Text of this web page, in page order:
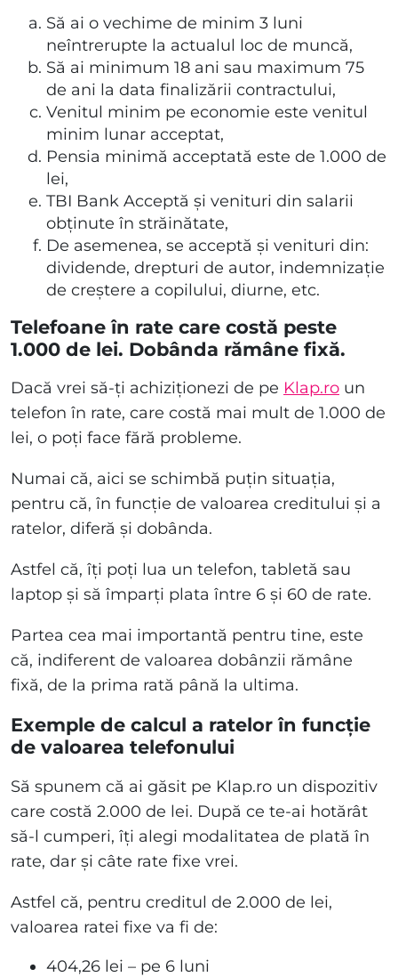
Să ai o vechime de minim 3 luni
neîntrerupte la actualul loc de muncă,
Să ai minimum 18 ani sau maximum 75
de ani la data finalizării contractului,
Venitul minim pe economie este venitul
minim lunar acceptat,
Pensia minimă acceptată este de 1.000 de
lei,
TBI Bank Acceptă și venituri din salarii
obținute în străinătate,
De asemenea, se acceptă și venituri din:
dividende, drepturi de autor, indemnizație
de creștere a copilului, diurne, etc.
Telefoane în rate care costă peste
1.000 de lei. Dobânda rămâne fixă.
Dacă vrei să-ți achiziționezi de pe Klap.ro un
telefon în rate, care costă mai mult de 1.000 de
lei, o poți face fără probleme.
Numai că, aici se schimbă puțin situația,
pentru că, în funcție de valoarea creditului și a
ratelor, diferă și dobânda.
Astfel că, îți poți lua un telefon, tabletă sau
laptop și să împarți plata între 6 și 60 de rate.
Partea cea mai importantă pentru tine, este
că, indiferent de valoarea dobânzii rămâne
fixă, de la prima rată până la ultima.
Exemple de calcul a ratelor în funcție
de valoarea telefonului
Să spunem că ai găsit pe Klap.ro un dispozitiv
care costă 2.000 de lei. După ce te-ai hotărât
să-l cumperi, îți alegi modalitatea de plată în
rate, dar și câte rate fixe vrei.
Astfel că, pentru creditul de 2.000 de lei,
valoarea ratei fixe va fi de:
404,26 lei – pe 6 luni